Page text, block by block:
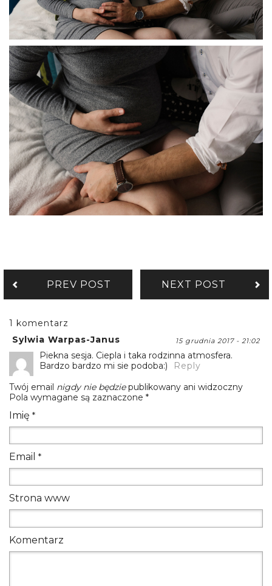
PREV POST NEXT POST
1 komentarz
Sylwia Warpas-Janus
15 grudnia 2017 - 21:02
Piekna sesja. Ciepla i taka rodzinna atmosfera.
Bardzo bardzo mi sie podoba:)
Reply
Twój email nigdy nie będziepublikowany ani widzoczny
Pola wymagane są zaznaczone *
Imię *
Email *
Strona www
Komentarz